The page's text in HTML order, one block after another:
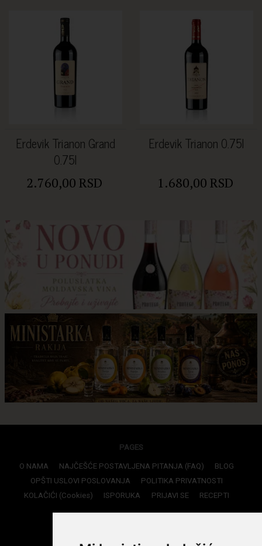
Erdevik Trianon Grand
0.75l
2.760,00 RSD
Erdevik Trianon 0.75l
1.680,00 RSD
PAGES
O NAMA NAJČEŠĆE POSTAVLJENA PITANJA (FAQ)
BLOG
OPŠTI USLOVI POSLOVANJA
POLITIKA PRIVATNOSTI
KOLAČIĆI (Cookies)
ISPORUKA PRIJAVI SE RECEPTI